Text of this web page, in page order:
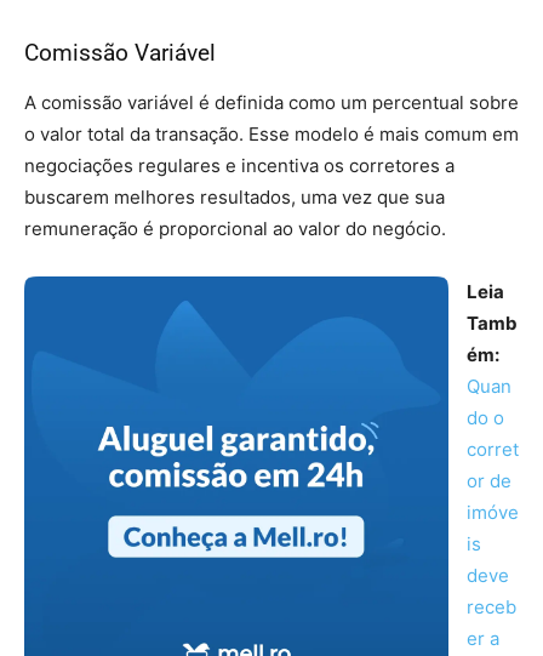
Comissão Variável
A comissão variável é definida como um percentual sobre
o valor total da transação. Esse modelo é mais comum em
negociações regulares e incentiva os corretores a
buscarem melhores resultados, uma vez que sua
remuneração é proporcional ao valor do negócio.
Leia
Tamb
ém:
Quan
do o
corret
or de
imóve
is
deve
receb
er a